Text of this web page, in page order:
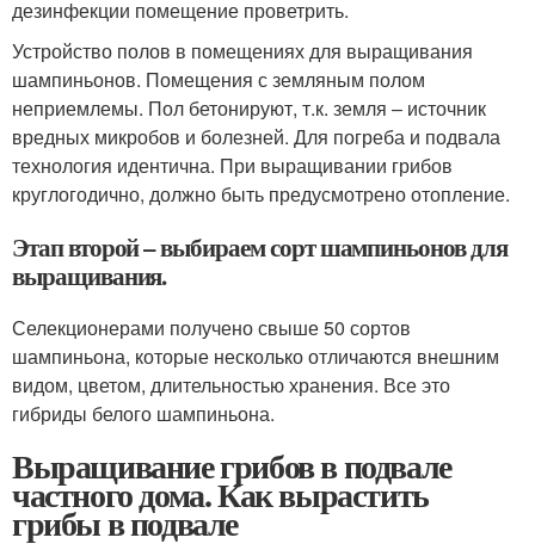
дезинфекции помещение проветрить.
Устройство полов в помещениях для выращивания
шампиньонов. Помещения с земляным полом
неприемлемы. Пол бетонируют, т.к. земля – источник
вредных микробов и болезней. Для погреба и подвала
технология идентична. При выращивании грибов
круглогодично, должно быть предусмотрено отопление.
Этап второй – выбираем сорт шампиньонов для
выращивания.
Селекционерами получено свыше 50 сортов
шампиньона, которые несколько отличаются внешним
видом, цветом, длительностью хранения. Все это
гибриды белого шампиньона.
Выращивание грибов в подвале
частного дома. Как вырастить
грибы в подвале